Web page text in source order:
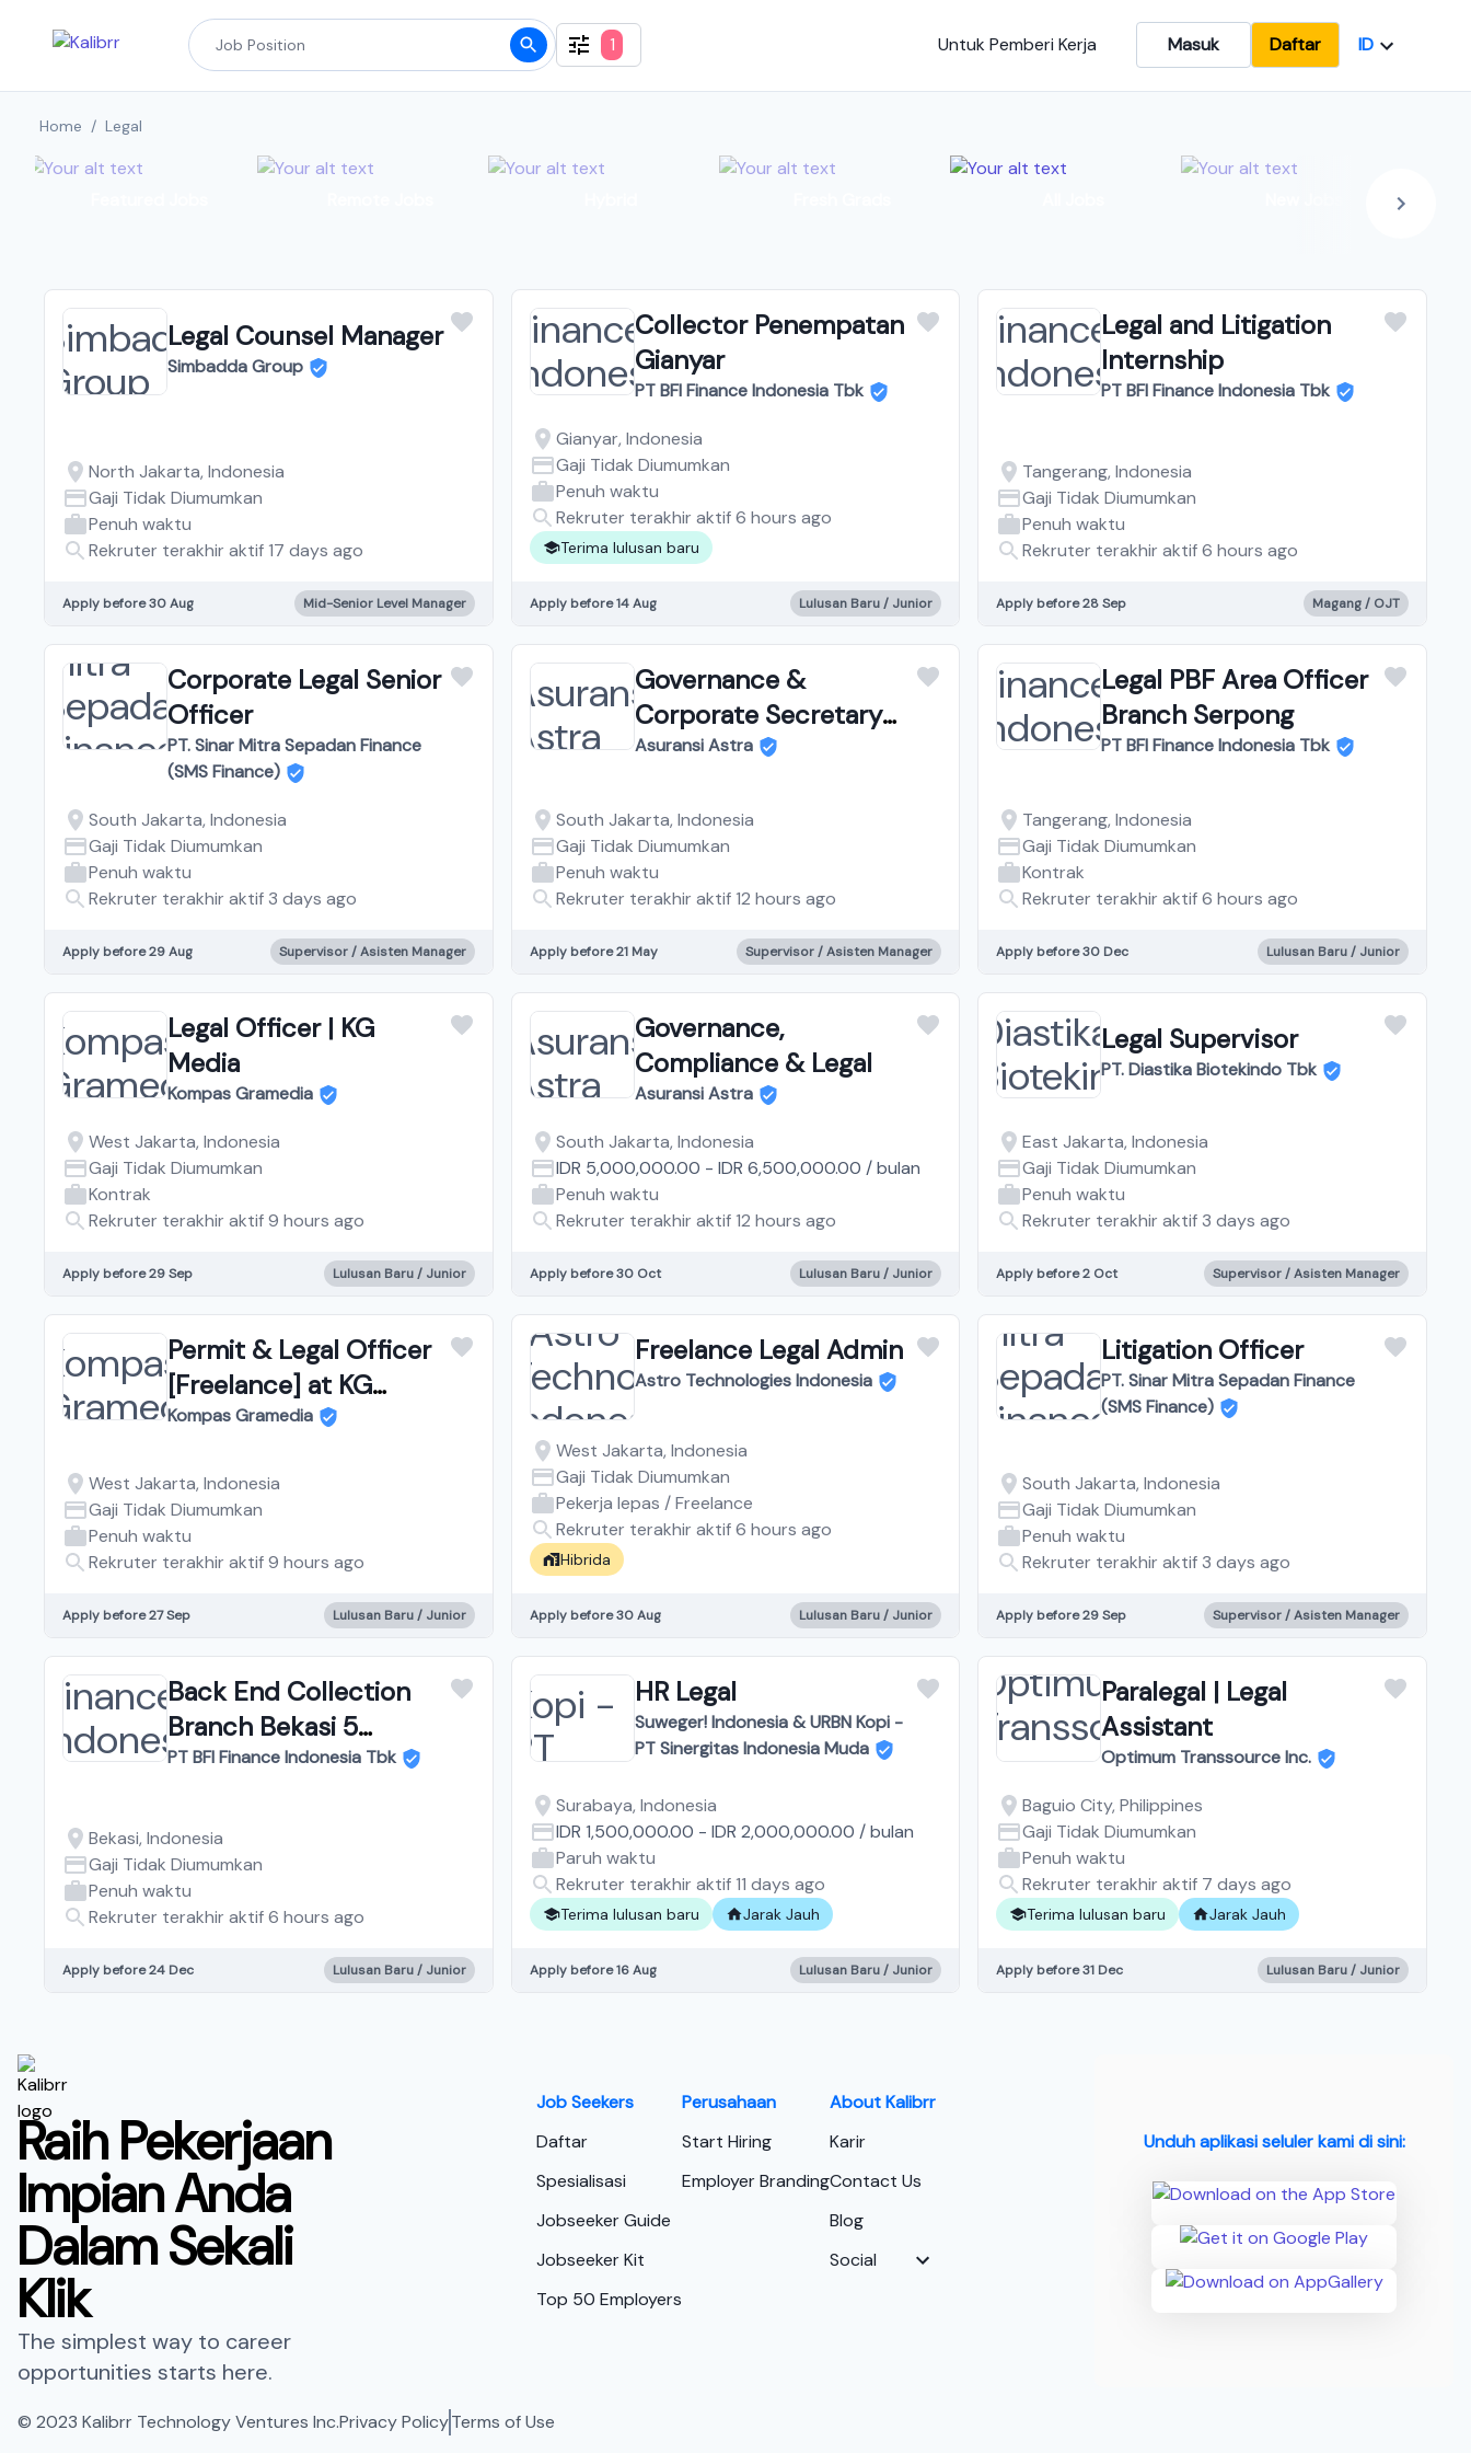
1 Untuk Pemberi Kerja Masuk Daftar ID
Home / Legal
Legal Counsel Manager
Simbadda Group
North Jakarta, Indonesia
Gaji Tidak Diumumkan
Penuh waktu
Rekruter terakhir aktif 17 days ago
Apply before 30 Aug Mid-Senior Level Manager
Collector Penempatan
Gianyar
PT BFI Finance Indonesia Tbk
Gianyar, Indonesia
Gaji Tidak Diumumkan
Penuh waktu
Rekruter terakhir aktif 6 hours ago
Terima lulusan baru
Apply before 14 Aug Lulusan Baru / Junior
Legal and Litigation
Internship
PT BFI Finance Indonesia Tbk
Tangerang, Indonesia
Gaji Tidak Diumumkan
Penuh waktu
Rekruter terakhir aktif 6 hours ago
Apply before 28 Sep Magang / OJT
Corporate Legal Senior
Officer
PT. Sinar Mitra Sepadan Finance
(SMS Finance)
South Jakarta, Indonesia
Gaji Tidak Diumumkan
Penuh waktu
Rekruter terakhir aktif 3 days ago
Apply before 29 Aug Supervisor / Asisten Manager
Governance &
Corporate Secretary
Analyst
Asuransi Astra
South Jakarta, Indonesia
Gaji Tidak Diumumkan
Penuh waktu
Rekruter terakhir aktif 12 hours ago
Apply before 21 May Supervisor / Asisten Manager
Legal PBF Area Officer
Branch Serpong
PT BFI Finance Indonesia Tbk
Tangerang, Indonesia
Gaji Tidak Diumumkan
Kontrak
Rekruter terakhir aktif 6 hours ago
Apply before 30 Dec Lulusan Baru / Junior
Legal Officer | KG
Media
Kompas Gramedia
West Jakarta, Indonesia
Gaji Tidak Diumumkan
Kontrak
Rekruter terakhir aktif 9 hours ago
Apply before 29 Sep Lulusan Baru / Junior
Governance,
Compliance & Legal
Asuransi Astra
South Jakarta, Indonesia
IDR 5,000,000.00 - IDR 6,500,000.00 /bulan
Penuh waktu
Rekruter terakhir aktif 12 hours ago
Apply before 30 Oct Lulusan Baru / Junior
Legal Supervisor
PT. Diastika Biotekindo Tbk
East Jakarta, Indonesia
Gaji Tidak Diumumkan
Penuh waktu
Rekruter terakhir aktif 3 days ago
Apply before 2 Oct Supervisor / Asisten Manager
Permit & Legal Officer
[Freelance] at KG
Property
Kompas Gramedia
West Jakarta, Indonesia
Gaji Tidak Diumumkan
Penuh waktu
Rekruter terakhir aktif 9 hours ago
Apply before 27 Sep Lulusan Baru / Junior
Freelance Legal Admin
Astro Technologies Indonesia
West Jakarta, Indonesia
Gaji Tidak Diumumkan
Pekerja lepas / Freelance
Rekruter terakhir aktif 6 hours ago
Hibrida
Apply before 30 Aug Lulusan Baru / Junior
Litigation Officer
PT. Sinar Mitra Sepadan Finance
(SMS Finance)
South Jakarta, Indonesia
Gaji Tidak Diumumkan
Penuh waktu
Rekruter terakhir aktif 3 days ago
Apply before 29 Sep Supervisor / Asisten Manager
Back End Collection
Branch Bekasi 5
Cibubur
PT BFI Finance Indonesia Tbk
Bekasi, Indonesia
Gaji Tidak Diumumkan
Penuh waktu
Rekruter terakhir aktif 6 hours ago
Apply before 24 Dec Lulusan Baru / Junior
HR Legal
Suweger! Indonesia & URBN Kopi -
PT Sinergitas Indonesia Muda
Surabaya, Indonesia
IDR 1,500,000.00 - IDR 2,000,000.00 /bulan
Paruh waktu
Rekruter terakhir aktif 11 days ago
Terima lulusan baru Jarak Jauh
Apply before 16 Aug Lulusan Baru / Junior
Paralegal | Legal
Assistant
Optimum Transsource Inc.
Baguio City, Philippines
Gaji Tidak Diumumkan
Penuh waktu
Rekruter terakhir aktif 7 days ago
Terima lulusan baru Jarak Jauh
Apply before 31 Dec Lulusan Baru / Junior
Raih Pekerjaan
Impian Anda
Dalam Sekali
Klik
The simplest way to career
opportunities starts here.
Job Seekers
Daftar
Spesialisasi
Jobseeker Guide
Jobseeker Kit
Top 50 Employers
Perusahaan
Start Hiring
Employer Branding
About Kalibrr
Karir
Contact Us
Blog
Social
Unduh aplikasi seluler kami di sini:
© 2023 Kalibrr Technology Ventures Inc.Privacy PolicyTerms of Use